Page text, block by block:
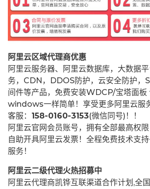
阿里云区域代理商优惠
阿里云服务器、阿里云数据库，大数据
务，CDN，DDOS防护，云安全防护，
间件等产品，免费安装WDCP/宝塔面板
windows一样简单！享受更多阿里云服
客服： 158-0160-3153(微信同号)！！
阿里云官网会员账号，拥有全部最高权限
自助开具阿里云发票！全程免费技术支
服务！
阿里云二级代理火热招募中
阿里云代理商凯铧互联渠道合作计划,全